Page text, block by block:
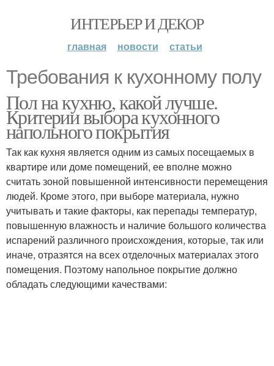
ИНТЕРЬЕР И ДЕКОР
главная новости статьи
Требования к кухонному полу
Пол на кухню, какой лучше.
Критерии выбора кухонного
напольного покрытия
Так как кухня является одним из самых посещаемых в
квартире или доме помещений, ее вполне можно
считать зоной повышенной интенсивности перемещения
людей. Кроме этого, при выборе материала, нужно
учитывать и такие факторы, как перепады температур,
повышенную влажность и наличие большого количества
испарений различного происхождения, которые, так или
иначе, отразятся на всех отделочных материалах этого
помещения. Поэтому напольное покрытие должно
обладать следующими качествами: